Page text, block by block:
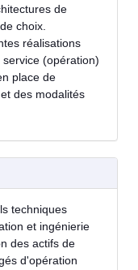
de
choix.
réalisations
(opération)
place de
des modalités
techniques
et ingénierie
des actifs de
d'opération